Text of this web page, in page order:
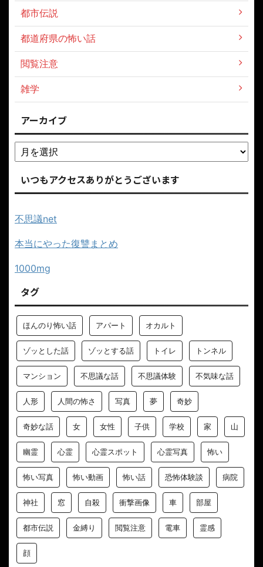
都市伝説
都道府県の怖い話
閲覧注意
雑学
アーカイブ
いつもアクセスありがとうございます
不思議net
本当にやった復讐まとめ
1000mg
タグ
ほんのり怖い話 アパート オカルト
ゾッとした話 ゾッとする話 トイレ トンネル
マンション 不思議な話 不思議体験 不気味な話
人形 人間の怖さ 写真 夢 奇妙
奇妙な話 女 女性 子供 学校 家 山
幽霊 心霊 心霊スポット 心霊写真 怖い
怖い写真 怖い動画 怖い話 恐怖体験談 病院
神社 窓 自殺 衝撃画像 車 部屋
都市伝説 金縛り 閲覧注意 電車 霊感
顔